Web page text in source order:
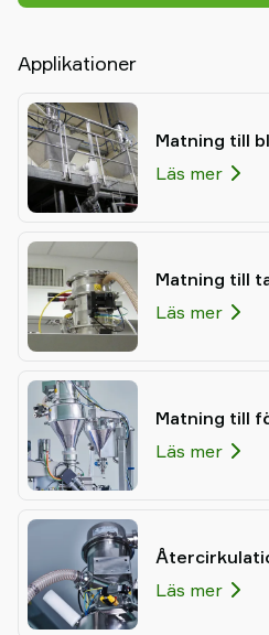
Applikationer
Matning till
Läs mer
Matning till
Läs mer
Matning till
Läs mer
Läs mer